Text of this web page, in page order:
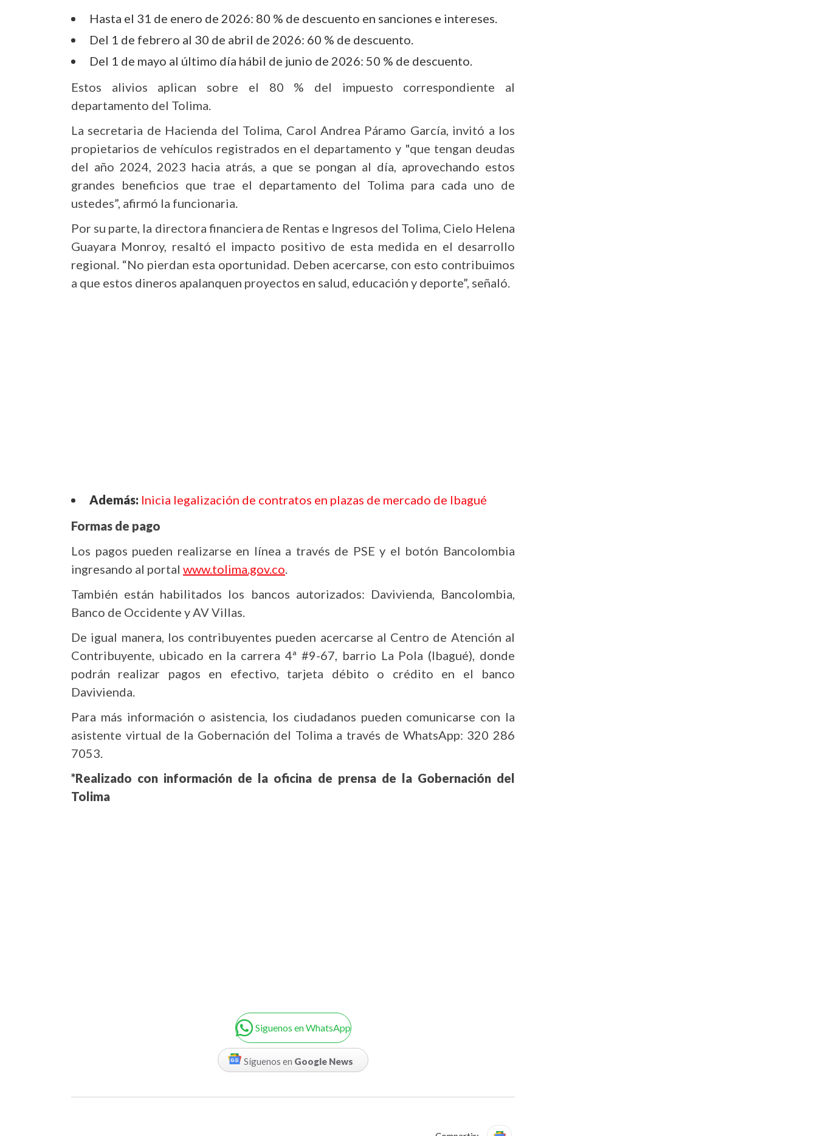
Hasta el 31 de enero de 2026: 80 % de descuento en sanciones e intereses.
Del 1 de febrero al 30 de abril de 2026: 60 % de descuento.
Del 1 de mayo al último día hábil de junio de 2026: 50 % de descuento.
Estos alivios aplican sobre el 80 % del impuesto correspondiente al
departamento del Tolima.
La secretaria de Hacienda del Tolima, Carol Andrea Páramo García, invitó a los
propietarios de vehículos registrados en el departamento y "que tengan deudas
del año 2024, 2023 hacia atrás, a que se pongan al día, aprovechando estos
grandes beneficios que trae el departamento del Tolima para cada uno de
ustedes”, afirmó la funcionaria.
Por su parte, la directora financiera de Rentas e Ingresos del Tolima, Cielo Helena
Guayara Monroy, resaltó el impacto positivo de esta medida en el desarrollo
regional. “No pierdan esta oportunidad. Deben acercarse, con esto contribuimos
a que estos dineros apalanquen proyectos en salud, educación y deporte”, señaló.
Además: Inicia legalización de contratos en plazas de mercado de Ibagué
Formas de pago
Los pagos pueden realizarse en línea a través de PSE y el botón Bancolombia
ingresando al portal www.tolima.gov.co.
También están habilitados los bancos autorizados: Davivienda, Bancolombia,
Banco de Occidente y AV Villas.
De igual manera, los contribuyentes pueden acercarse al Centro de Atención al
Contribuyente, ubicado en la carrera 4ª #9-67, barrio La Pola (Ibagué), donde
podrán realizar pagos en efectivo, tarjeta débito o crédito en el banco
Davivienda.
Para más información o asistencia, los ciudadanos pueden comunicarse con la
asistente virtual de la Gobernación del Tolima a través de WhatsApp: 320 286
7053.
*Realizado con información de la oficina de prensa de la Gobernación del
Tolima
Siguenos en WhatsApp
Síguenos en Google News